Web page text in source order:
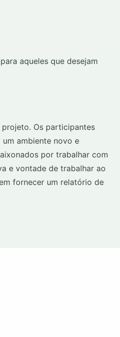
aqueles que desejam
Os participantes
ambiente novo e
por trabalhar com
e vontade de trabalhar ao
fornecer um relatório de